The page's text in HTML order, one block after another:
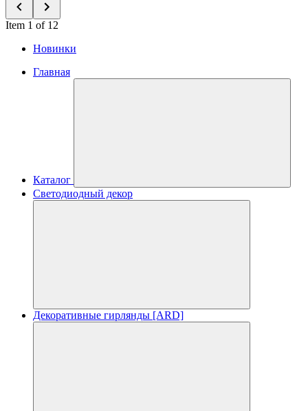
Item 1 of 12
Новинки
Главная
Каталог
Светодиодный декор
Декоративные гирлянды [ARD]